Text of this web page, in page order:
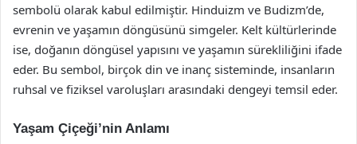
sembolü olarak kabul edilmiştir. Hinduizm ve Budizm’de,
evrenin ve yaşamın döngüsünü simgeler. Kelt kültürlerinde
ise, doğanın döngüsel yapısını ve yaşamın sürekliliğini ifade
eder. Bu sembol, birçok din ve inanç sisteminde, insanların
ruhsal ve fiziksel varoluşları arasındaki dengeyi temsil eder.
Yaşam Çiçeği’nin Anlamı